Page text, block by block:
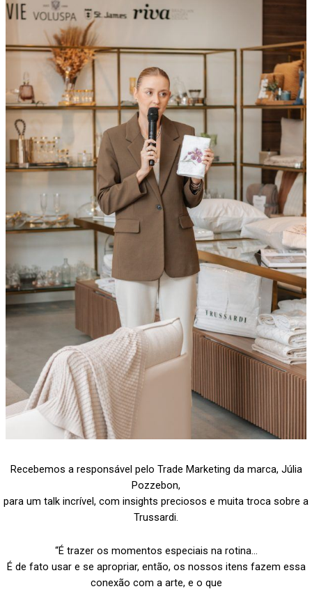
Recebemos a responsável pelo Trade Marketing da marca, Júlia
Pozzebon,
para um talk incrível, com insights preciosos e muita troca sobre a
Trussardi.
“É trazer os momentos especiais na rotina…
É de fato usar e se apropriar, então, os nossos itens fazem essa
conexão com a arte, e o que